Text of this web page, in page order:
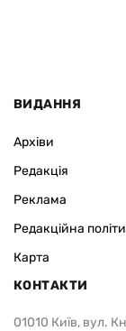
ВИДАННЯ
Архіви
Редакція
Реклама
Редакційна
Карта
КОНТАКТИ
01010 Київ, вул.